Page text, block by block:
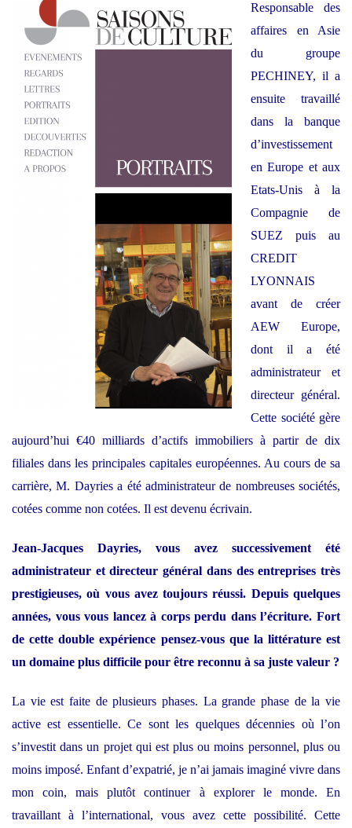
Responsable des
affaires en Asie
du groupe
PECHINEY, il a
ensuite travaillé
dans la banque
d’investissement
en Europe et aux
Etats-Unis à la
Compagnie de
SUEZ puis au
CREDIT
LYONNAIS
avant de créer
AEW Europe,
dont il a été
administrateur et
directeur général.
Cette société gère
aujourd’hui €40 milliards d’actifs immobiliers à partir de dix
filiales dans les principales capitales européennes. Au cours de sa
carrière, M. Dayries a été administrateur de nombreuses sociétés,
cotées comme non cotées. Il est devenu écrivain.
Jean-Jacques Dayries, vous avez successivement été
administrateur et directeur général dans des entreprises très
prestigieuses, où vous avez toujours réussi. Depuis quelques
années, vous vous lancez à corps perdu dans l’écriture. Fort
de cette double expérience pensez-vous que la littérature est
un domaine plus difficile pour être reconnu à sa juste valeur ?
La vie est faite de plusieurs phases. La grande phase de la vie
active est essentielle. Ce sont les quelques décennies où l’on
s’investit dans un projet qui est plus ou moins personnel, plus ou
moins imposé. Enfant d’expatrié, je n’ai jamais imaginé vivre dans
mon coin, mais plutôt continuer à explorer le monde. En
travaillant à l’international, vous avez cette possibilité. Cette